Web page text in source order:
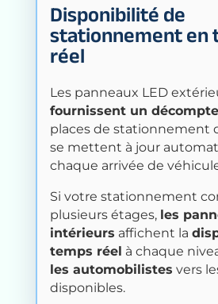
Disponibilité de
stationnement en
réel
Les panneaux LED
fournissent un
places de stationnement
se mettent à jour
chaque arrivée de
Si votre stationnement
plusieurs étages, les
intérieurs affichent la
temps réel à chaque
les automobilistes vers
disponibles.